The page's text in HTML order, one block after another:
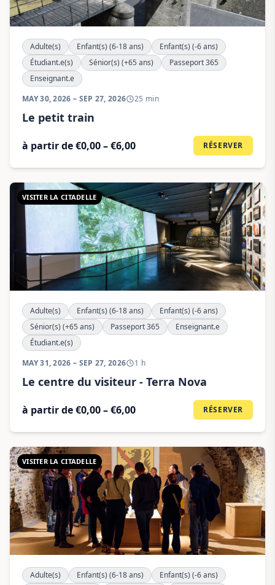
Adulte(s) Enfant(s) (6-18 ans)
Enfant(s) (-6 ans)
Étudiant.e(s)
Sénior(s) (+65 ans)
Passeport 365
Enseignant.e
MAY 30, 2026 – SEP 27, 2026
25 min
Le petit train
à partir de €0,00 – €6,00 RÉSERVER
VISITER LA CITADELLE
Adulte(s) Enfant(s) (6-18 ans)
Enfant(s) (-6 ans)
Sénior(s) (+65 ans)
Passeport 365
Enseignant.e
Étudiant.e(s)
MAY 31, 2026 – SEP 27, 2026
1 h
Le centre du visiteur - Terra Nova
à partir de €0,00 – €6,00 RÉSERVER
VISITER LA CITADELLE
Adulte(s) Enfant(s) (6-18 ans) Enfant(s) (-6 ans)